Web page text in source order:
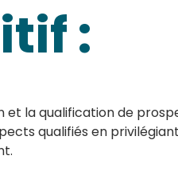
:
la qualification de
qualifiés en